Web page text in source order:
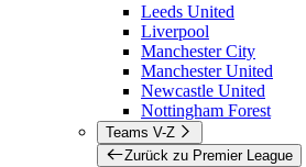
Leeds United
Liverpool
Manchester City
Manchester United
Newcastle United
Nottingham Forest
Teams V-Z
Zurück zu Premier League